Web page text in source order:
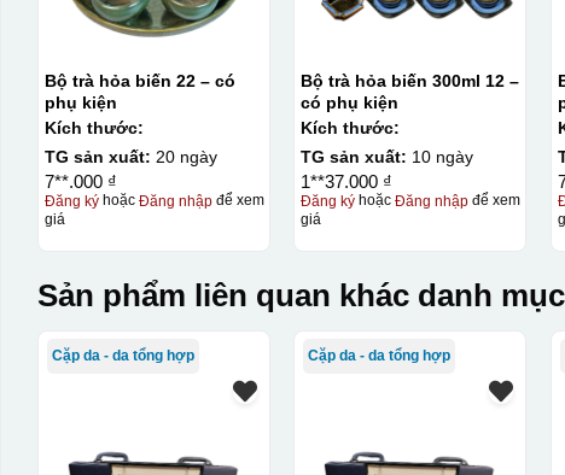
In lưới
trong đó hình ảnh cần in được phơi sáng tạo thành khuôn.
(squeegee) để in lên bề mặt sản phẩm như ly, cốc, bút,
phép in được nhiều màu sắc khác nhau, độ bền cao, có thể
lớn, tuy nhiên đòi hỏi quy trình chuẩn bị kỹ lưỡng và chi phí
Bộ trà hỏa biến 22 – có
phụ kiện
Kích thước:
TG sản xuất: 20 ngày
7**.000 ₫
Đăng kýhoặc Đăng nhậpđể xem
giá
Bộ trà hỏa biến 300ml 12 –
có phụ kiện
Kích thước:
TG sản xuất: 10 ngày
1**37.000 ₫
Đăng ký hoặcĐăng nhập để xem
giá
Sản phẩm liên quan khác danh
Cặp da - da tổng hợp Cặp da - da tổng hợp